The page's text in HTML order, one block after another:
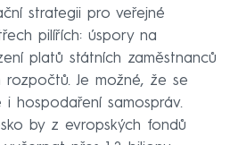
strategii pro veřejné
pilířích: úspory na
platů státních zaměstnanců
Je možné, že se
hospodaření samospráv.
by z evropských fondů